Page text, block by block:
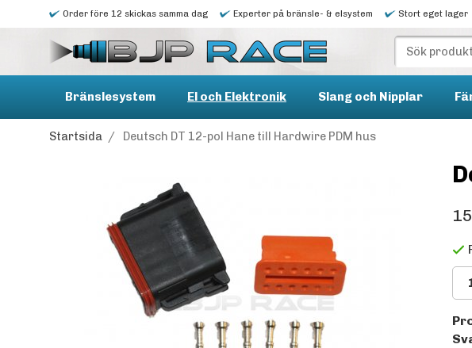
Order före 12 skickas samma dag Experter på bränsle- & elsystem Stort eget lager
Bränslesystem El och Elektronik Slang och Nipplar
Startsida / Deutsch DT 12-pol Hane till Hardwire PDM hus